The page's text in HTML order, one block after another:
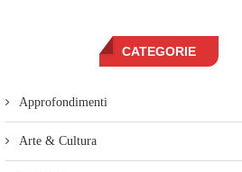
CATEGORIE
Approfondimenti
Arte & Cultura